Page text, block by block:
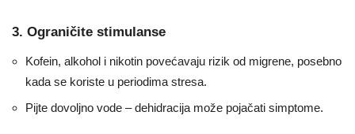
3. Ograničite stimulanse
Kofein, alkohol i nikotin povećavaju rizik od migrene, posebno
kada se koriste u periodima stresa.
Pijte dovoljno vode – dehidracija može pojačati simptome.